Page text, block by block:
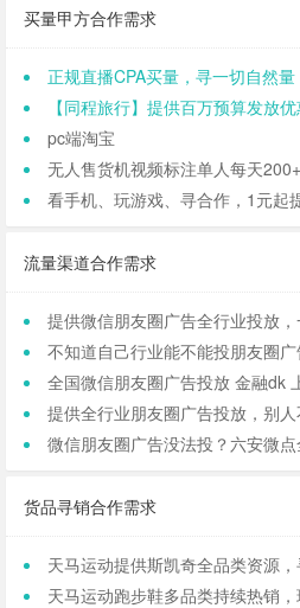
买量甲方合作需求
正规直播CPA买量，寻一切自然量
【同程旅行】提供百万预算发放
pc端淘宝
无人售货机视频标注单人每天
看手机、玩游戏、寻合作，1元起提现，零门槛加入,轻
流量渠道合作需求
提供微信朋友圈广告全行业投放，一站
不知道自己行业能不能投朋友圈广告？来这
全国微信朋友圈广告投放 金融dk 上门spa k12教育 相亲 医
提供全行业朋友圈广告投放，别人不接的
微信朋友圈广告没法投？六安微点全行业可跑
货品寻销合作需求
天马运动提供斯凯奇全品类资源
天马运动跑步鞋多品类持续热销